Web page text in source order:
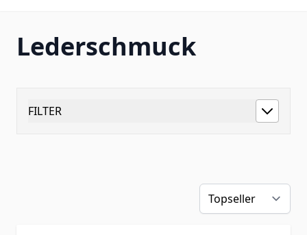
Lederschmuck
FILTER